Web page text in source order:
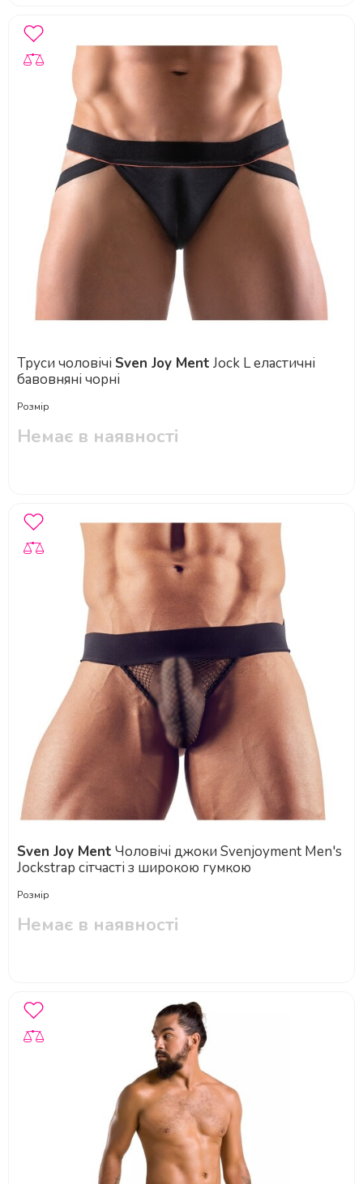
Труси чоловічі Sven Joy Ment Jock L еластичні
бавовняні чорні
Розмір
Немає в наявності
Sven Joy Ment
Jockstrap сітчасті з широкою гумкою
Розмір
Немає в наявності